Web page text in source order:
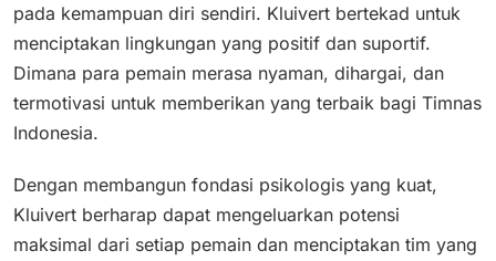
pada kemampuan diri sendiri. Kluivert bertekad untuk
menciptakan lingkungan yang positif dan suportif.
Dimana para pemain merasa nyaman, dihargai, dan
termotivasi untuk memberikan yang terbaik bagi Timnas
Indonesia.
Dengan membangun fondasi psikologis yang kuat,
Kluivert berharap dapat mengeluarkan potensi
maksimal dari setiap pemain dan menciptakan tim yang